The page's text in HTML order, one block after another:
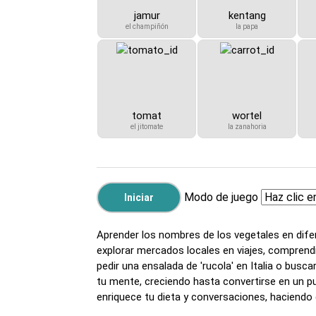
jamur
el champiñón
kentang
la papa
tomat
el jitomate
wortel
la zanahoria
Modo de juego
Aprender los nombres de los vegetales en
explorar mercados locales en viajes,
pedir una ensalada de 'rucola' en Italia o
tu mente, creciendo hasta convertirse en un
enriquece tu dieta y conversaciones,